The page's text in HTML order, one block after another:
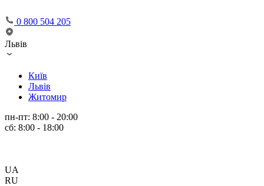
0 800 504 205
Львів
Київ
Львів
Житомир
пн-пт: 8:00 - 20:00
сб: 8:00 - 18:00
UA
RU